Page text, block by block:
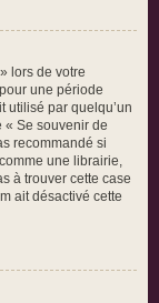
lors de votre
une période
utilisé par quelqu’un
« Se souvenir de
recommandé si
une librairie,
à trouver cette case
ait désactivé cette